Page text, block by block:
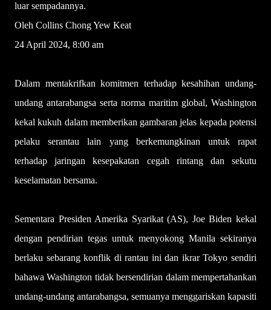
luar sempadannya.
Oleh Collins Chong Yew Keat
24 April 2024, 8:00 am
Dalam mentakrifkan komitmen terhadap kesahihan undang-
undang antarabangsa serta norma maritim global, Washington
kekal kukuh dalam memberikan gambaran jelas kepada potensi
pelaku serantau lain yang berkemungkinan untuk rapat
terhadap jaringan kesepakatan cegah rintang dan sekutu
keselamatan bersama.
Sementara Presiden Amerika Syarikat (AS), Joe Biden kekal
dengan pendirian tegas untuk menyokong Manila sekiranya
berlaku sebarang konflik di rantau ini dan ikrar Tokyo sendiri
bahawa Washington tidak bersendirian dalam mempertahankan
undang-undang antarabangsa, semuanya menggariskan kapasiti